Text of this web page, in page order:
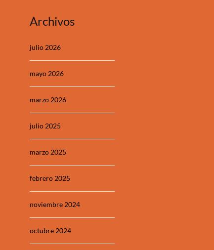
Archivos
julio 2026
mayo 2026
marzo 2026
julio 2025
marzo 2025
febrero 2025
noviembre 2024
octubre 2024